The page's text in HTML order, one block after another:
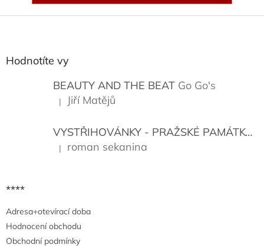
Hodnotíte vy
BEAUTY AND THE BEAT Go Go's
Hodnocení produktu je 5 z 5 hvězdiček.
| Jiří Matějů
VYSTŘIHOVÁNKY - PRAŽSKÉ PAMÁTKY
Hodnocení produktu je 5 z 5 hvězdiček.
| roman sekanina
****
Adresa+otevírací doba
Hodnocení obchodu
Obchodní podmínky